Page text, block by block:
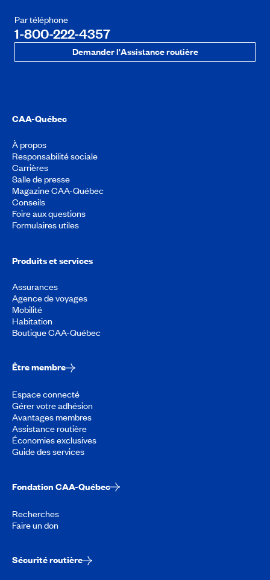
Par téléphone
1-800-222-4357
Demander l'Assistance routière
CAA-Québec
À propos
Responsabilité sociale
Carrières
Salle de presse
Magazine CAA-Québec
Conseils
Foire aux questions
Formulaires utiles
Produits et services
Assurances
Agence de voyages
Mobilité
Habitation
Boutique CAA-Québec
Être membre
Espace connecté
Gérer votre adhésion
Avantages membres
Assistance routière
Économies exclusives
Guide des services
Fondation CAA-Québec
Recherches
Faire un don
Sécurité routière